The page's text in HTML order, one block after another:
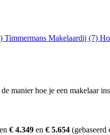
Timmermans Makelaardij (7)
manier hoe je een makelaar
€ 4.349 en € 5.654